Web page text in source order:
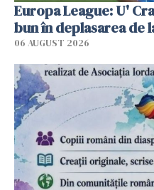
Europa League: U'
bun în deplasarea de
06 AUGUST 2026